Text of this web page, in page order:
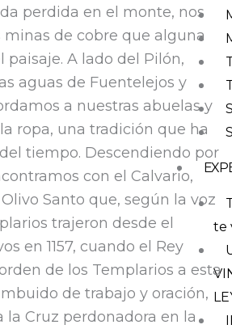
te
perdida en el monte, nos
minas de cobre que alguna
A lado del Pilón,
aguas de Fuentelejos y
a nuestras abuelas y
ropa, una tradición que ha
tiempo. Descendiendo por
con el Calvario,
Santo que, según la voz
trajeron desde el
en 1157, cuando el Rey
de los Templarios a esta
de trabajo y oración,
la Cruz perdonadora en la